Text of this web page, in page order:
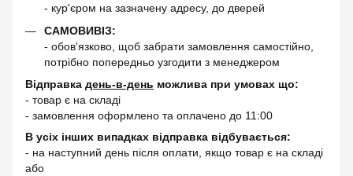
- кур'єром на зазначену адресу, до дверей
САМОВИВІЗ:
- обов'язково, щоб забрати замовлення самостійно,
потрібно попередньо узгодити з менеджером
Відправка день-в-день можлива при умовах що:
- товар є на складі
- замовлення оформлено та оплачено до 11:00
В усіх інших випадках відправка відбувається:
- на наступний день після оплати, якщо товар є на складі
або